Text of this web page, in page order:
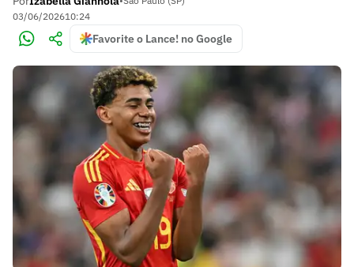
03/06/202610:24
Favorite o Lance! no Google